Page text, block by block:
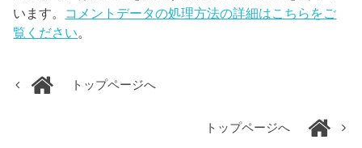
います。 コメントデータの処理方法の詳細はこちらをご
覧ください。
トップページへ
トップページへ